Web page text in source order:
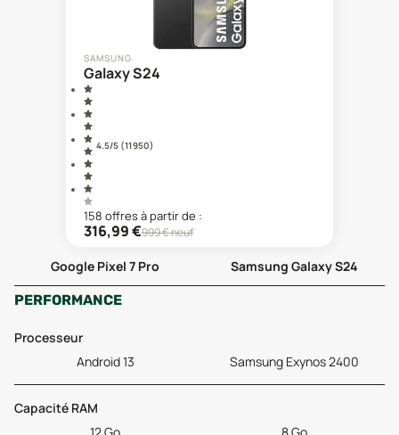
SAMSUNG
Galaxy S24
4.5/5 (11 950)
158 offresà partir de :
316,99€999€ neuf
Google Pixel 7 Pro
Samsung Galaxy S24
PERFORMANCE
Processeur
Android 13
Samsung Exynos 2400
Capacité RAM